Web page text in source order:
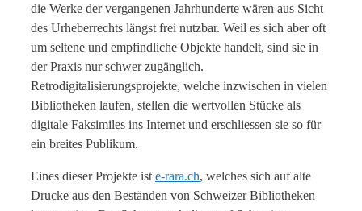
die Werke der vergangenen Jahrhunderte wären aus Sicht
des Urheberrechts längst frei nutzbar. Weil es sich aber oft
um seltene und empfindliche Objekte handelt, sind sie in
der Praxis nur schwer zugänglich.
Retrodigitalisierungsprojekte, welche inzwischen in vielen
Bibliotheken laufen, stellen die wertvollen Stücke als
digitale Faksimiles ins Internet und erschliessen sie so für
ein breites Publikum.
Eines dieser Projekte ist e-rara.ch, welches sich auf alte
Drucke aus den Beständen von Schweizer Bibliotheken